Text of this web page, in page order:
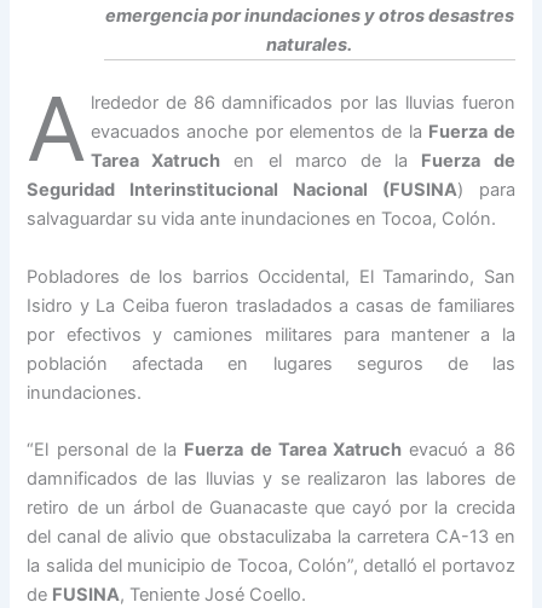
emergencia por inundaciones y otros desastres
naturales.
A lrededor de 86 damnificados por las lluvias fueron
evacuados anoche por elementos de la Fuerza de
Tarea Xatruch en el marco de la Fuerza de
Seguridad Interinstitucional Nacional (FUSINA) para
salvaguardar su vida ante inundaciones en Tocoa, Colón.
Pobladores de los barrios Occidental, El Tamarindo, San
Isidro y La Ceiba fueron trasladados a casas de familiares
por efectivos y camiones militares para mantener a la
población afectada en lugares seguros de las
inundaciones.
“El personal de la Fuerza de Tarea Xatruchevacuó a 86
damnificados de las lluvias y se realizaron las labores de
retiro de un árbol de Guanacaste que cayó por la crecida
del canal de alivio que obstaculizaba la carretera CA-13 en
la salida del municipio de Tocoa, Colón”, detalló el portavoz
de FUSINA, Teniente José Coello.